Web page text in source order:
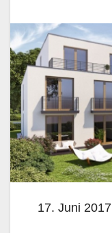
17. Juni 2017